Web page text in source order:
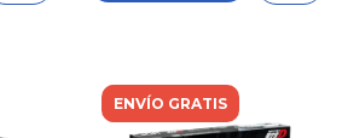
ENVÍO GRATIS